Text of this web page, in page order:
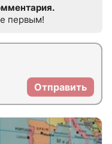
первым!
Отправить